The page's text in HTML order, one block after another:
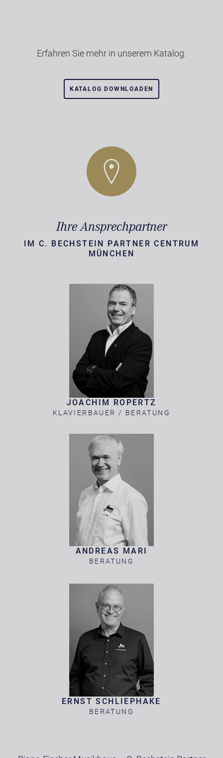
Erfahren Sie mehr in unserem Katalog.
KATALOG DOWNLOADEN
Ihre Ansprechpartner
IM C. BECHSTEIN PARTNER CENTRUM
MÜNCHEN
JOACHIM ROPERTZ
KLAVIERBAUER / BERATUNG
ANDREAS MARI
BERATUNG
ERNST SCHLIEPHAKE
BERATUNG